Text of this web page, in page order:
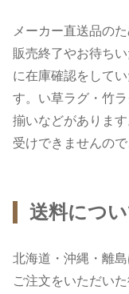
メーカー直送品の
販売終了やお待ち
に在庫確認をして
す。い草ラグ・竹
揃いなどがありま
受けできませんので
送料につ
北海道・沖縄・離
ご注文をいただい